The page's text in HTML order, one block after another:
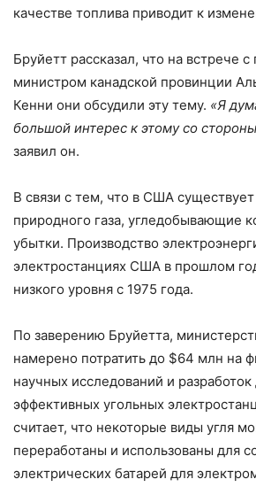
качестве топлива приводит к
Бруйетт рассказал, что на встрече
министром канадской провинции
Кенни они обсудили эту тему. «Я
большой интерес к этому со
заявил он.
В связи с тем, что в США
природного газа, угледобывающие
убытки. Производство
электростанциях США в прошлом
низкого уровня с 1975 года.
По заверению Бруйетта,
намерено потратить до $64 млн на
научных исследований и
эффективных угольных
считает, что некоторые виды угля
переработаны и использованы для
электрических батарей для